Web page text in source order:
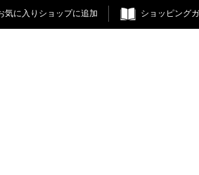
ショッピング
気に入りショップに追加